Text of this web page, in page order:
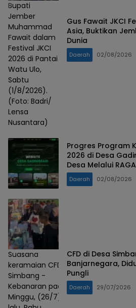
Bupati
Jember
Muhammad
Fawait dalam
Festival JKCI
2026 di Pantai
Watu Ulo,
Sabtu
(1/8/2026).
(Foto: Badri/
Lensa
Nusantara)
Gus Fawait JKCI
Asia, Buktikan
Dunia
Daerah 02/08/2026
Progres Program
2026 di Desa
Desa Melalui
98% Penyelesaian
Daerah 02/08/2026
Suasana
keramaian CFD
Simbang -
Kebanaran pada
Minggu, (26/7)
CFD di Desa
Banjarnegara,
Pungli
Daerah 29/07/2026